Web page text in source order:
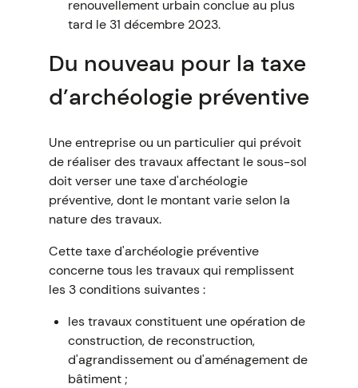
renouvellement urbain conclue au plus
tard le 31 décembre 2023.
Du nouveau pour la taxe
d’archéologie préventive
Une entreprise ou un particulier qui prévoit
de réaliser des travaux affectant le sous-sol
doit verser une taxe d'archéologie
préventive, dont le montant varie selon la
nature des travaux.
Cette taxe d'archéologie préventive
concerne tous les travaux qui remplissent
les 3 conditions suivantes :
les travaux constituent une opération de
construction, de reconstruction,
d'agrandissement ou d'aménagement de
bâtiment ;